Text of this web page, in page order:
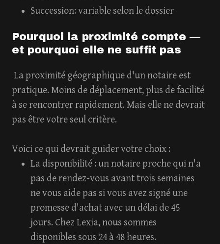
Succession: variable selon le dossier
Pourquoi la proximité compte —
et pourquoi elle ne suffit pas
La proximité géographique d'un notaire est
pratique. Moins de déplacement, plus de facilité
à se rencontrer rapidement. Mais elle ne devrait
pas être votre seul critère.
Voici ce qui devrait guider votre choix :
La disponibilité : un notaire proche qui n'a
pas de rendez-vous avant trois semaines
ne vous aide pas si vous avez signé une
promesse d'achat avec un délai de 45
jours. Chez Lexia, nous sommes
disponibles sous 24 à 48 heures.